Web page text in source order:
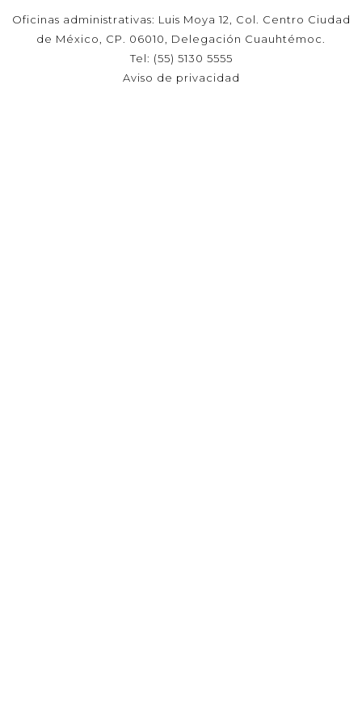
Oficinas administrativas: Luis Moya 12, Col. Centro Ciudad
de México, CP. 06010, Delegación Cuauhtémoc.
Tel: (55) 5130 5555
Aviso de privacidad